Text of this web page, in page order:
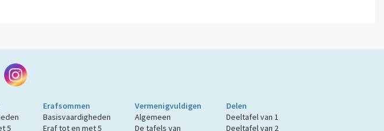
5
Erafsommen
Basisvaardigheden
Eraf tot en met 5
Vermenigvuldigen
Algemeen
De tafels van
Delen
Deeltafel van 1
Deeltafel van 2